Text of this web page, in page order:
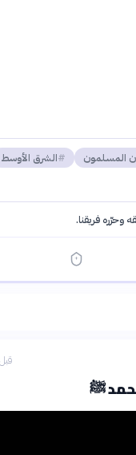
المسلمون
الشرق الأوسط
وحرّره فريقنا.
قبل 8
ﷺ